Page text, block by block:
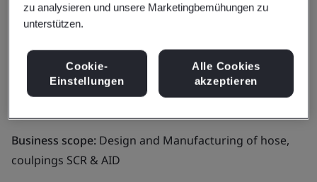
Gates Fluid Power
Technologies
(Changzhou) Co., Ltd.
Business scope: Design and Manufacturing of hose,
coulpings SCR & AID
zu analysieren und unsere Marketingbemühungen zu
unterstützen.
Cookie-
Einstellungen
Alle Cookies
akzeptieren